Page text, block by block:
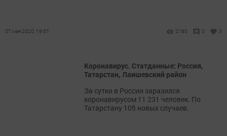
07 мая 2020, 19:57 2180 0 3
Коронавирус. Статданные: Россия,
Татарстан, Лаишевский район
За сутки в России заразился
коронавирусом 11 231 человек. По
Татарстану 105 новых случаев.